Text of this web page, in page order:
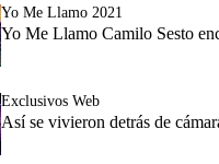
Yo Me Llamo 2021
Yo Me Llamo Camilo Sesto
Exclusivos Web
Así se vivieron detrás de